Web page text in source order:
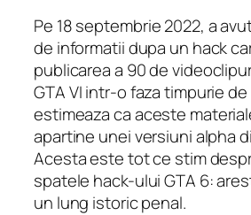
Pe 18 septembrie 2022, a
de informatii dupa un hack
publicarea a 90 de
GTA VI intr-o faza timpurie
estimeaza ca aceste
apartine unei versiuni alpha
Acesta este tot ce stim
spatele hack-ului GTA 6:
un lung istoric penal.